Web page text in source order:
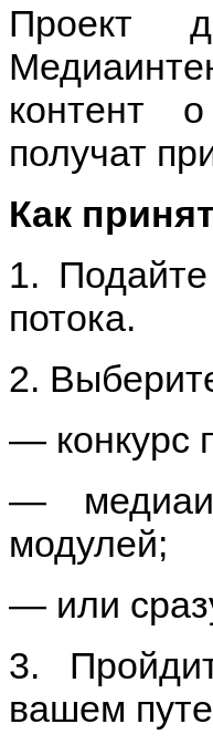
Проект
контент
получат
Как
1.
потока.
2.
— конкурс
—
модулей;
— или
3.
вашем